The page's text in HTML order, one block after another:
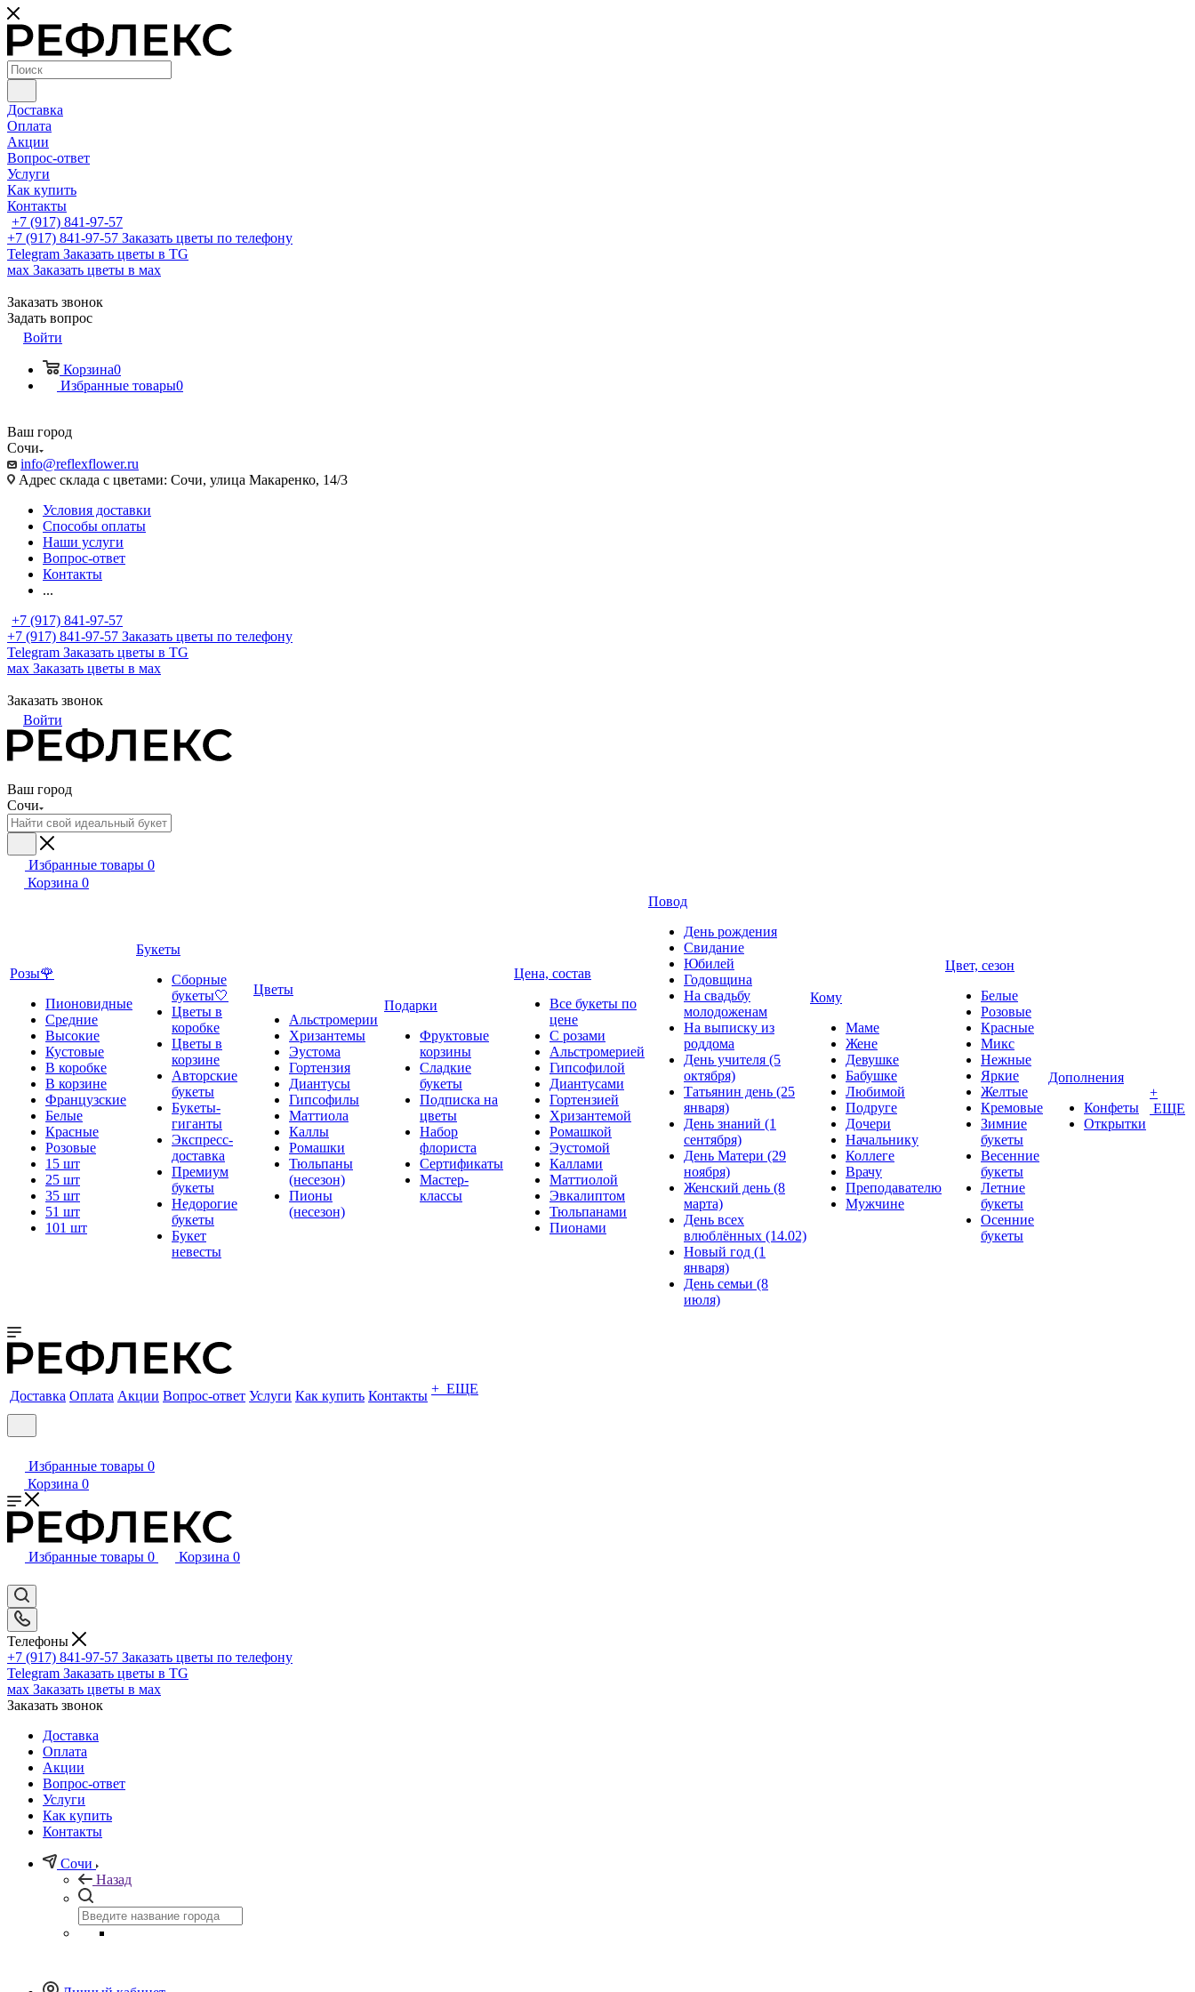
Доставка
Оплата
Акции
Вопрос-ответ
Услуги
Как купить
Контакты
+7 (917) 841-97-57
+7 (917) 841-97-57 Заказать цветы по телефону
Telegram Заказать цветы в TG
мах Заказать цветы в мах
Заказать звонок
Задать вопрос
Войти
Корзина0
Избранные товары0
Ваш город
Сочи
info@reflexflower.ru
Адрес склада с цветами: Сочи, улица Макаренко, 14/3
Условия доставки
Способы оплаты
Наши услуги
Вопрос-ответ
Контакты
...
+7 (917) 841-97-57
+7 (917) 841-97-57 Заказать цветы по телефону
Telegram Заказать цветы в TG
мах Заказать цветы в мах
Заказать звонок
Войти
Ваш город
Сочи
Избранные товары 0
Корзина 0
Розы🌹
Пионовидные
Средние
Высокие
Кустовые
В коробке
В корзине
Французские
Белые
Красные
Розовые
15 шт
25 шт
35 шт
51 шт
101 шт
Букеты
Сборные
букеты🤍
Цветы в
коробке
Цветы в
корзине
Авторские
букеты
Букеты-
гиганты
Экспресс-
доставка
Премиум
букеты
Недорогие
букеты
Букет
невесты
Цветы
Альстромерии
Хризантемы
Эустома
Гортензия
Диантусы
Гипсофилы
Маттиола
Каллы
Ромашки
Тюльпаны
(несезон)
Пионы
(несезон)
Подарки
Фруктовые
корзины
Сладкие
букеты
Подписка на
цветы
Набор
флориста
Сертификаты
Мастер-
классы
Цена, состав
Все букеты по
цене
С розами
Альстромерией
Гипсофилой
Диантусами
Гортензией
Хризантемой
Ромашкой
Эустомой
Каллами
Маттиолой
Эвкалиптом
Тюльпанами
Пионами
Повод
День рождения
Свидание
Юбилей
Годовщина
На свадьбу
молодоженам
На выписку из
роддома
День учителя (5
октября)
Татьянин день (25
января)
День знаний (1
сентября)
День Матери (29
ноября)
Женский день (8
марта)
День всех
влюблённых (14.02)
Новый год (1
января)
День семьи (8
июля)
Кому
Маме
Жене
Девушке
Бабушке
Любимой
Подруге
Дочери
Начальнику
Коллеге
Врачу
Преподавателю
Мужчине
Цвет, сезон
Белые
Розовые
Красные
Микс
Нежные
Яркие
Желтые
Кремовые
Зимние
букеты
Весенние
букеты
Летние
букеты
Осенние
букеты
Дополнения
Конфеты
Открытки
+
ЕЩЕ
Доставка Оплата Акции Вопрос-ответ Услуги Как купить Контакты + ЕЩЕ
Избранные товары 0
Корзина 0
Избранные товары 0 Корзина 0
Телефоны
+7 (917) 841-97-57 Заказать цветы по телефону
Telegram Заказать цветы в TG
мах Заказать цветы в мах
Заказать звонок
Доставка
Оплата
Акции
Вопрос-ответ
Услуги
Как купить
Контакты
Сочи
Назад